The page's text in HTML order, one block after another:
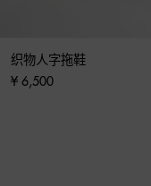
织物人字拖鞋
¥ 6,500